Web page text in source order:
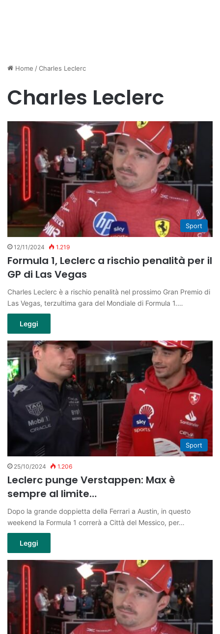
Home /Charles Leclerc
Charles Leclerc
Sport
12/11/2024 1.219
Formula 1, Leclerc a rischio penalità per il
GP di Las Vegas
Charles Leclerc è a rischio penalità nel prossimo Gran Premio di
Las Vegas, terzultima gara del Mondiale di Formula 1.…
Leggi
Sport
25/10/2024 1.206
Leclerc punge Verstappen: Max è
sempre al limite…
Dopo la grande doppietta della Ferrari a Austin, in questo
weekend la Formula 1 correrà a Città del Messico, per…
Leggi